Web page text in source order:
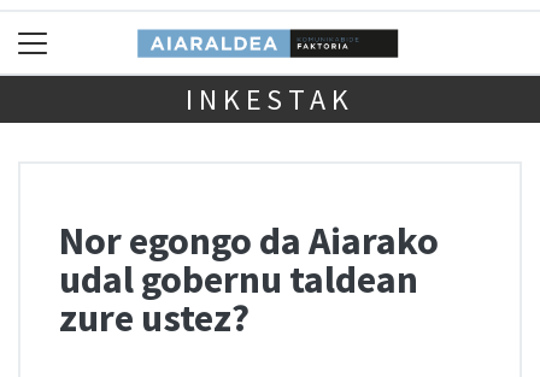
INKESTAK
Nor egongo da Aiarako
udal gobernu taldean
zure ustez?